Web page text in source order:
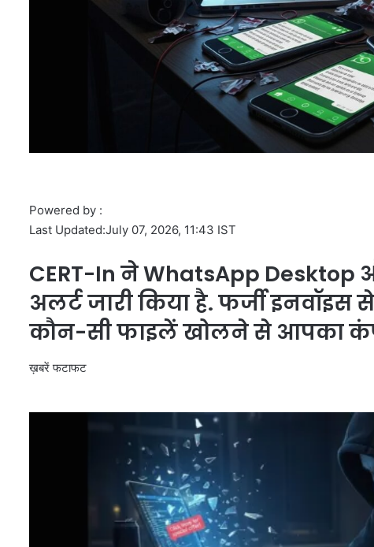
Powered by :
Last Updated:July 07, 2026, 11:43 IST
CERT-In ने WhatsApp Desktop
अलर्ट जारी किया है. फर्जी
कौन-सी फाइलें खोलने से आपका
ख़बरें फटाफट